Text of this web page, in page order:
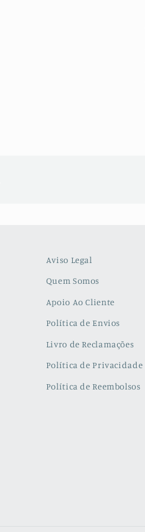
Aviso Legal
Quem Somos
Apoio Ao Cliente
Política de Envios
Livro de Reclamações
Política de Privacidade
Política de Reembolsos